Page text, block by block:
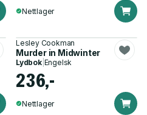
Nettlager
Lesley Cookman
Murder in Midwinter
Lydbok| Engelsk
236,-
Nettlager